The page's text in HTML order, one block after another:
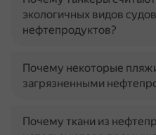
экологичных видов
нефтепродуктов?
Почему некоторые
загрязненными
Почему ткани из